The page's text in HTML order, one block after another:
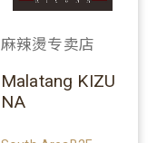
麻辣燙专卖店
Malatang KIZU
NA